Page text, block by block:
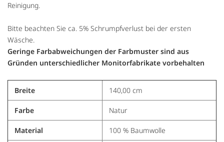
Reinigung.
Bitte beachten Sie ca. 5% Schrumpfverlust bei der ersten
Wäsche.
Geringe Farbabweichungen der Farbmuster sind aus
Gründen unterschiedlicher Monitorfabrikate vorbehalten
Breite 140,00 cm
Farbe Natur
Material 100 % Baumwolle